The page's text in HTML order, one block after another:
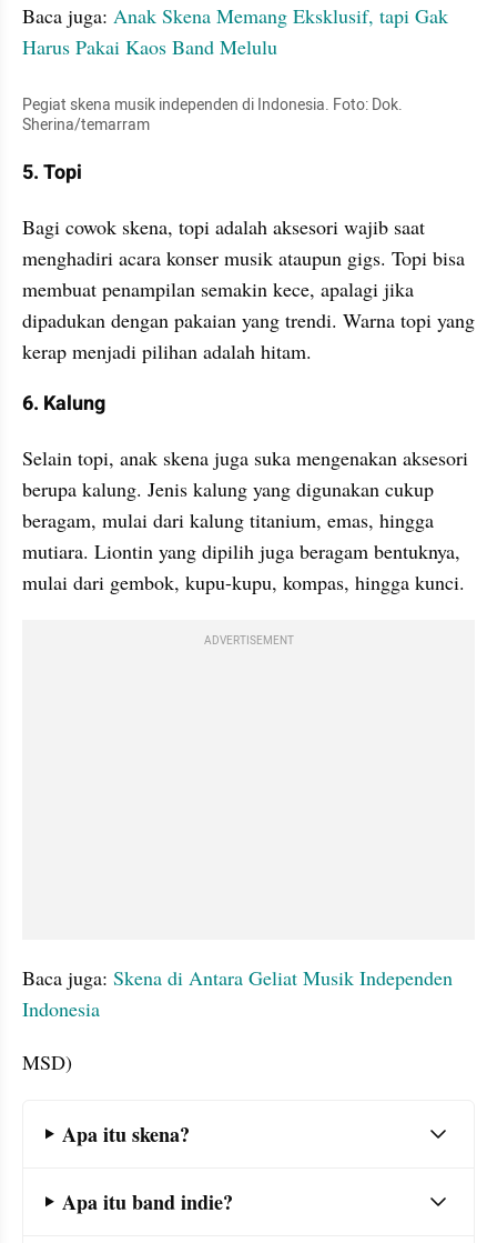
Baca juga: Anak Skena Memang Eksklusif, tapi Gak
Harus Pakai Kaos Band Melulu
Pegiat skena musik independen di Indonesia. Foto: Dok.
Sherina/temarram
5. Topi
Bagi cowok skena, topi adalah aksesori wajib saat
menghadiri acara konser musik ataupun gigs. Topi bisa
membuat penampilan semakin kece, apalagi jika
dipadukan dengan pakaian yang trendi. Warna topi yang
kerap menjadi pilihan adalah hitam.
6. Kalung
Selain topi, anak skena juga suka mengenakan aksesori
berupa kalung. Jenis kalung yang digunakan cukup
beragam, mulai dari kalung titanium, emas, hingga
mutiara. Liontin yang dipilih juga beragam bentuknya,
mulai dari gembok, kupu-kupu, kompas, hingga kunci.
ADVERTISEMENT
Baca juga: Skena di Antara Geliat Musik Independen
Indonesia
MSD)
Apa itu skena?
Apa itu band indie?